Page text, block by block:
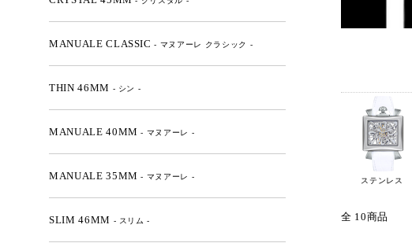
ステンレス
全 10商品
MANUALE CLASSIC- マヌアーレ クラシック -
THIN 46MM - シン -
MANUALE 40MM- マヌアーレ -
MANUALE 35MM- マヌアーレ -
SLIM 46MM - スリム -